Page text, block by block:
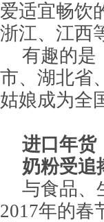
爱适宜畅饮
浙江、江西
有趣的是
市、湖北省
姑娘成为全
进口年货
奶粉受追
与食品、
2017年的春